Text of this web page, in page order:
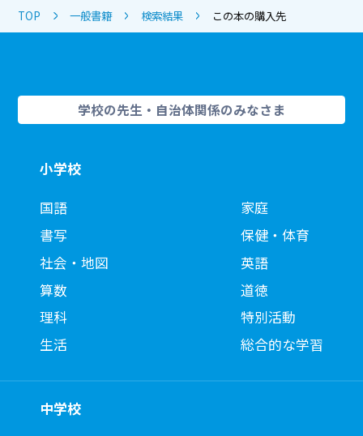
TOP 一般書籍 検索結果 この本の購入先
学校の先生・自治体関係のみなさま
小学校
国語
書写
社会・地図
算数
理科
生活
家庭
保健・体育
英語
道徳
特別活動
総合的な学習
中学校